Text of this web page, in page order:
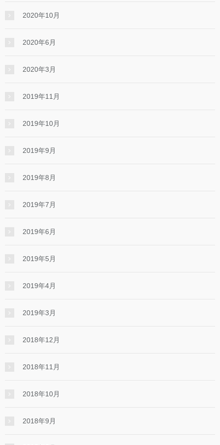
2020年10月
2020年6月
2020年3月
2019年11月
2019年10月
2019年9月
2019年8月
2019年7月
2019年6月
2019年5月
2019年4月
2019年3月
2018年12月
2018年11月
2018年10月
2018年9月